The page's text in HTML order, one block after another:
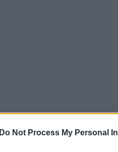
Do Not Process My Personal